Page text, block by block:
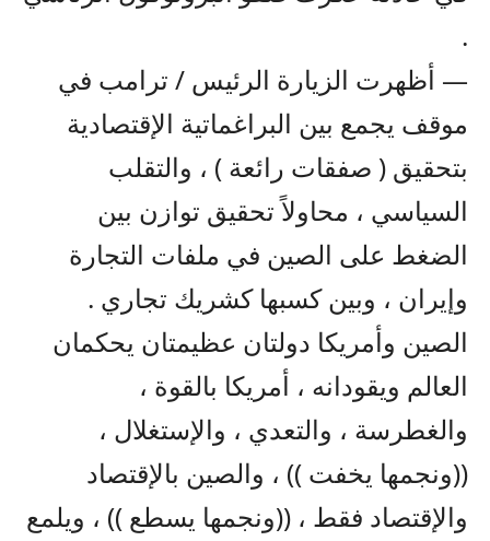
.
— أظهرت الزيارة الرئيس / ترامب في
موقف يجمع بين البراغماتية الإقتصادية
بتحقيق ( صفقات رائعة ) ، والتقلب
السياسي ، محاولاً تحقيق توازن بين
الضغط على الصين في ملفات التجارة
وإيران ، وبين كسبها كشريك تجاري .
الصين وأمريكا دولتان عظيمتان يحكمان
العالم ويقودانه ، أمريكا بالقوة ،
والغطرسة ، والتعدي ، والإستغلال ،
((ونجمها يخفت )) ، والصين بالإقتصاد
والإقتصاد فقط ، ((ونجمها يسطع )) ، ويلمع